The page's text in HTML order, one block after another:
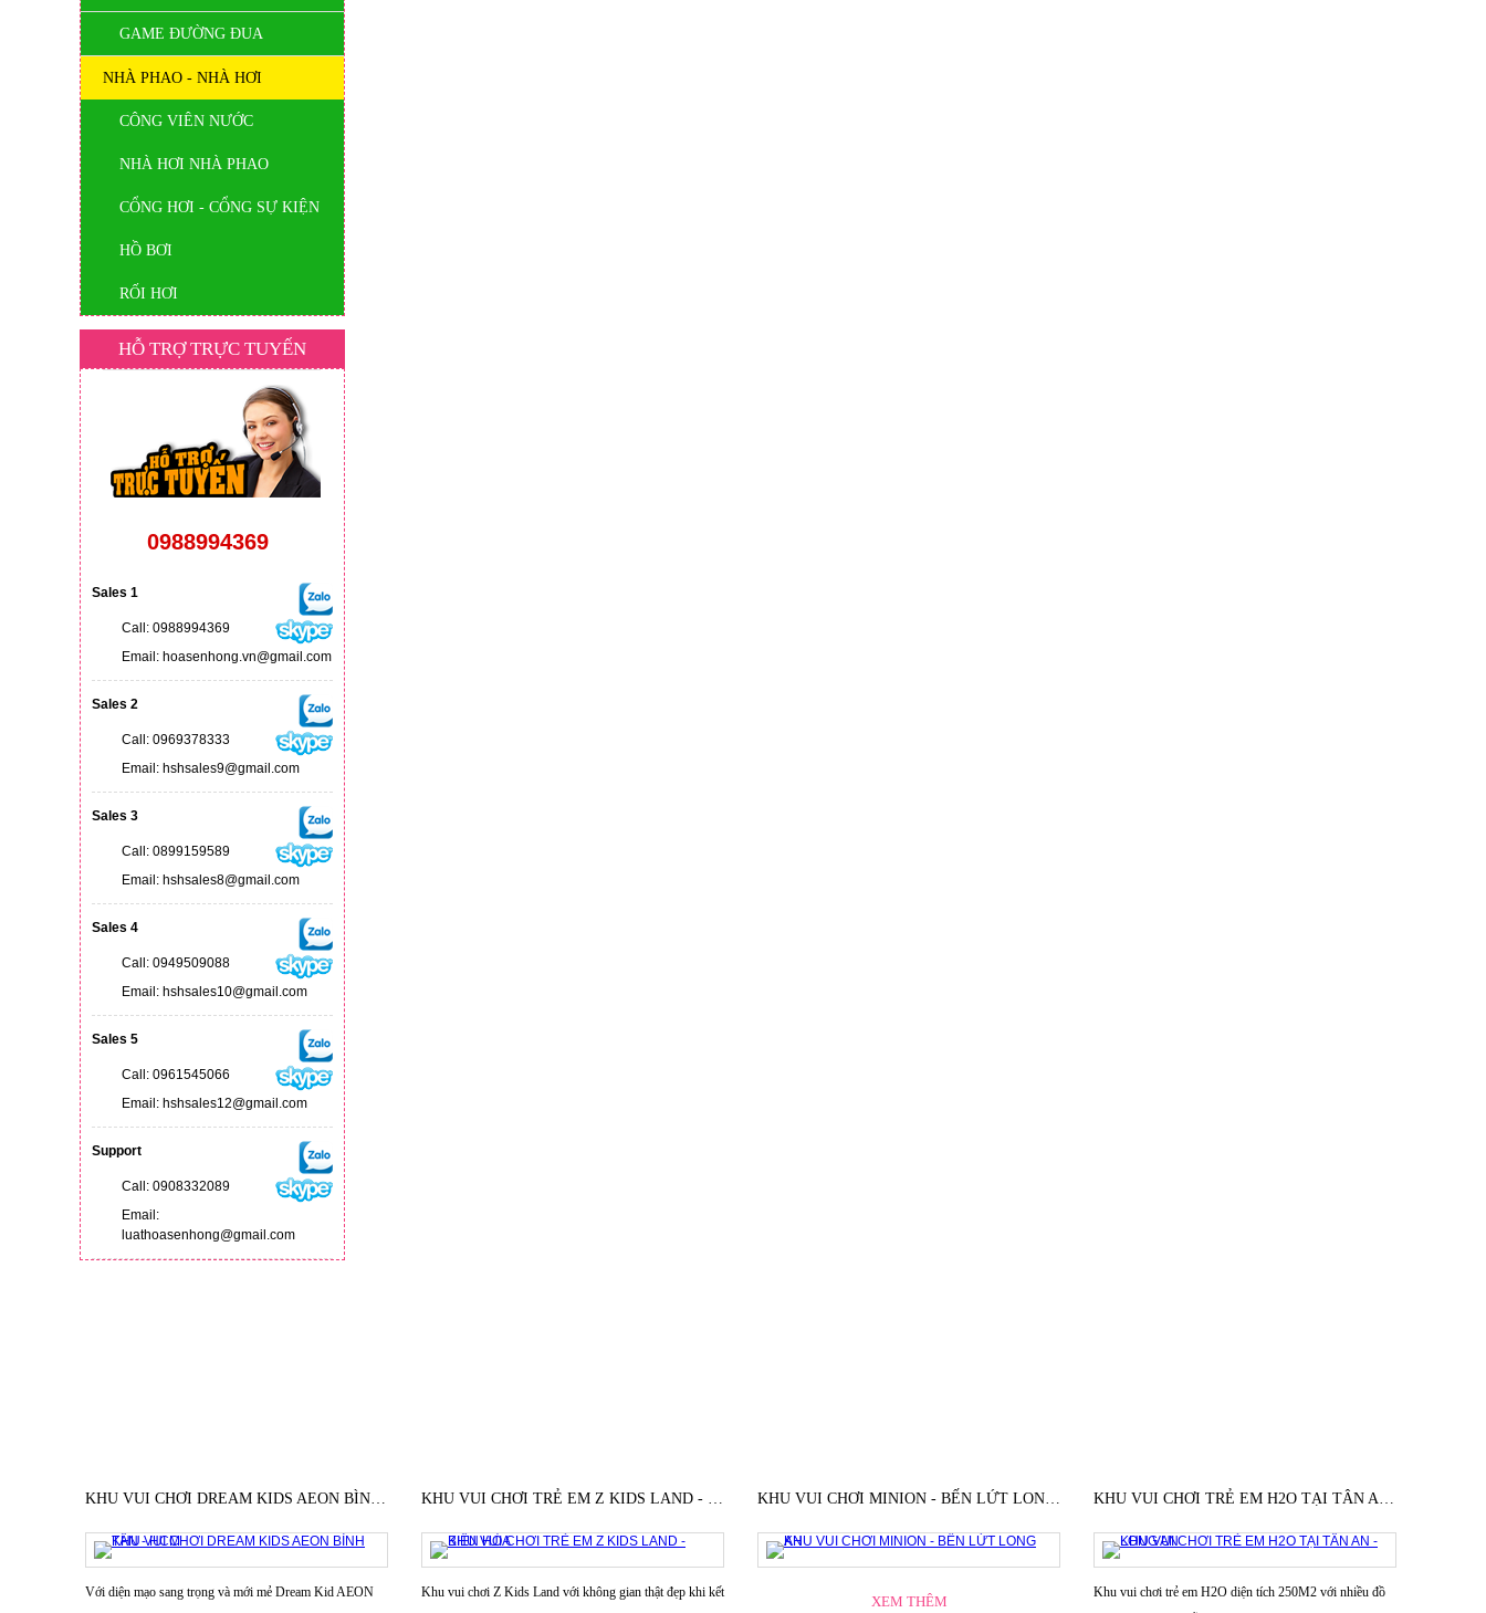
GAME ĐƯỜNG ĐUA
NHÀ PHAO - NHÀ HƠI
CÔNG VIÊN NƯỚC
NHÀ HƠI NHÀ PHAO
CỔNG HƠI - CỔNG SỰ KIỆN
HỒ BƠI
RỐI HƠI
HỖ TRỢ TRỰC TUYẾN
0988994369
Sales 1
Call: 0988994369
Email: hoasenhong.vn@gmail.com
Sales 2
Call: 0969378333
Email: hshsales9@gmail.com
Sales 3
Call: 0899159589
Email: hshsales8@gmail.com
Sales 4
Call: 0949509088
Email: hshsales10@gmail.com
Sales 5
Call: 0961545066
Email: hshsales12@gmail.com
Support
Call: 0908332089
Email:
luathoasenhong@gmail.com
KHU VUI CHƠI DREAM KIDS AEON BÌNH TÂN - HCM
Với diện mạo sang trọng và mới mẻ Dream Kid AEON
KHU VUI CHƠI TRẺ EM Z KIDS LAND - BIÊN HÒA
Khu vui chơi Z Kids Land với không gian thật đẹp khi kết
KHU VUI CHƠI MINION - BẾN LỨT LONG AN
XEM THÊM
KHU VUI CHƠI TRẺ EM H2O TẠI TÂN AN - LONG AN
Khu vui chơi trẻ em H2O diện tích 250M2 với nhiều đồ